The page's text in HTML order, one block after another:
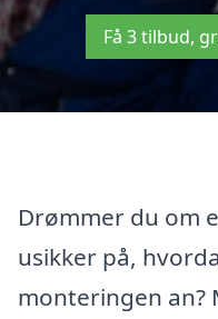
Få 3 tilbud,
Drømmer du om
usikker på,
monteringen an?